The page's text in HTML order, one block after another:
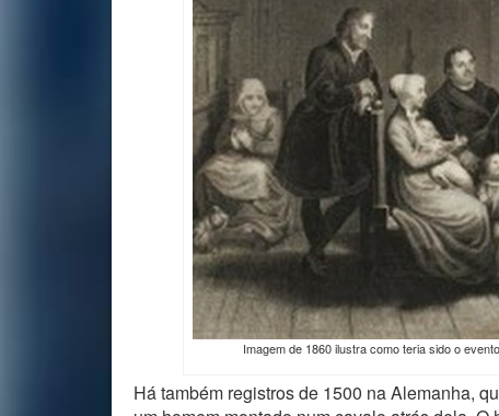
Imagem de 1860 ilustra como teria sido o
Há também registros de 1500 na Alemanha,